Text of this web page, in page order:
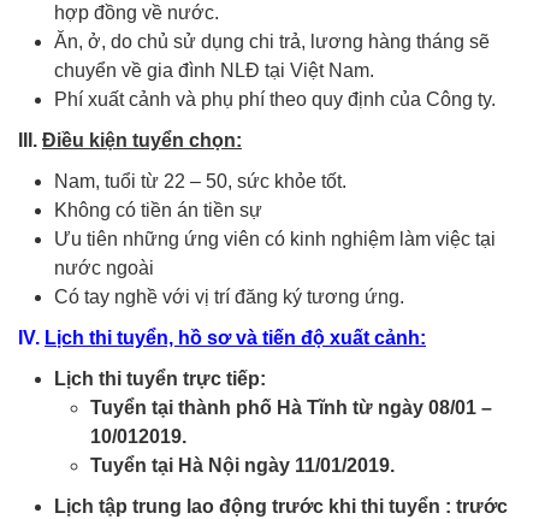
hợp đồng về nước.
Ăn, ở, do chủ sử dụng chi trả, lương hàng tháng sẽ
chuyển về gia đình NLĐ tại Việt Nam.
Phí xuất cảnh và phụ phí theo quy định của Công ty.
III. Điều kiện tuyển chọn:
Nam, tuổi từ 22 – 50, sức khỏe tốt.
Không có tiền án tiền sự
Ưu tiên những ứng viên có kinh nghiệm làm việc tại
nước ngoài
Có tay nghề với vị trí đăng ký tương ứng.
IV. Lịch thi tuyển, hồ sơ và tiến độ xuất cảnh:
Lịch thi tuyển trực tiếp:
Tuyển tại thành phố Hà Tĩnh từ ngày 08/01 –
10/012019.
Tuyển tại Hà Nội ngày 11/01/2019.
Lịch tập trung lao động trước khi thi tuyển : trước